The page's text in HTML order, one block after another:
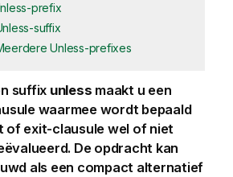
prefix
suffix
Unless-prefixes
suffix unless maakt u een
waarmee wordt bepaald
of exit-clausule wel of niet
De opdracht kan
als een compact alternatief